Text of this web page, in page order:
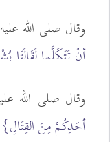
وقال صلى الله
أنْ تَتَكَلَّما
وقال صلى الله
أحَدِكُمْ مِنَ القِتَالِ}